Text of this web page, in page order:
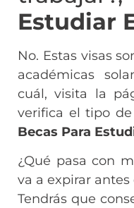
Estudiar
No. Estas visas
académicas
cuál, visita la
verifica el tipo
Becas Para
¿Qué pasa con
va a expirar antes
Tendrás que